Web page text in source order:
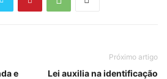
e
Próximo artigo
Lei auxilia na identificação